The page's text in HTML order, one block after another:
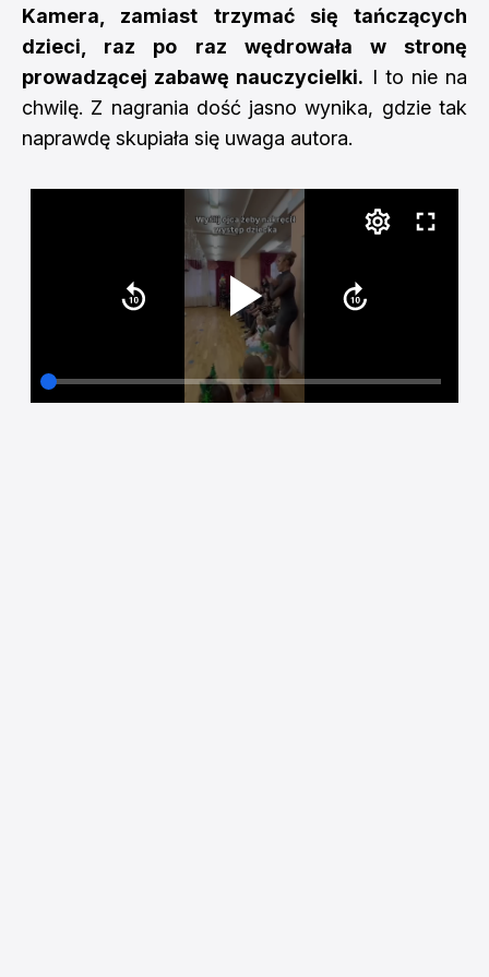
Kamera, zamiast trzymać się tańczących
dzieci, raz po raz wędrowała w stronę
prowadzącej zabawę nauczycielki. I to nie na
chwilę. Z nagrania dość jasno wynika, gdzie tak
naprawdę skupiała się uwaga autora.